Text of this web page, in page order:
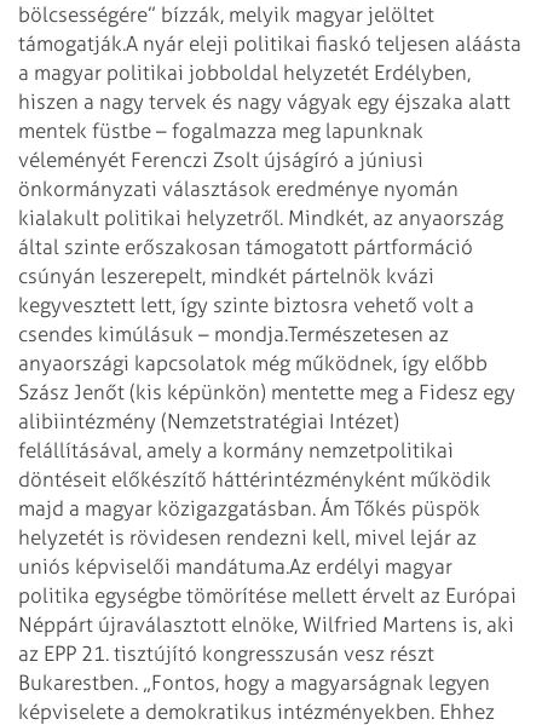
bölcsességére” bízzák, melyik magyar jelöltet
támogatják.A nyár eleji politikai fiaskó teljesen aláásta
a magyar politikai jobboldal helyzetét Erdélyben,
hiszen a nagy tervek és nagy vágyak egy éjszaka alatt
mentek füstbe – fogalmazza meg lapunknak
véleményét Ferenczi Zsolt újságíró a júniusi
önkormányzati választások eredménye nyomán
kialakult politikai helyzetről. Mindkét, az anyaország
által szinte erőszakosan támogatott pártformáció
csúnyán leszerepelt, mindkét pártelnök kvázi
kegyvesztett lett, így szinte biztosra vehető volt a
csendes kimúlásuk – mondja.Természetesen az
anyaországi kapcsolatok még működnek, így előbb
Szász Jenőt (kis képünkön) mentette meg a Fidesz egy
alibiintézmény (Nemzetstratégiai Intézet)
felállításával, amely a kormány nemzetpolitikai
döntéseit előkészítő háttérintézményként működik
majd a magyar közigazgatásban. Ám Tőkés püspök
helyzetét is rövidesen rendezni kell, mivel lejár az
uniós képviselői mandátuma.Az erdélyi magyar
politika egységbe tömörítése mellett érvelt az Európai
Néppárt újraválasztott elnöke, Wil­fried Martens is, aki
az EPP 21. tisztújító kongresszusán vesz részt
Bukarestben. „Fontos, hogy a magyarságnak legyen
képviselete a demokratikus intézményekben. Ehhez